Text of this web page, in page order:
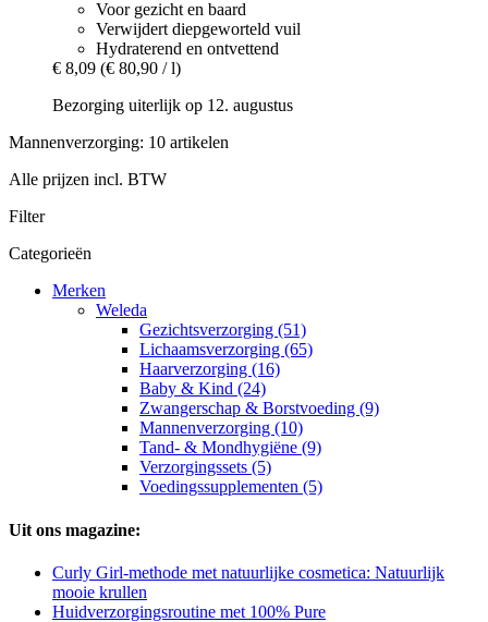
Voor gezicht en baard
Verwijdert diepgeworteld vuil
Hydraterend en ontvettend
€ 8,09 (€ 80,90 / l)
Bezorging uiterlijk op 12. augustus
Mannenverzorging: 10 artikelen
Alle prijzen incl. BTW
Filter
Categorieën
Merken
Weleda
Gezichtsverzorging (51)
Lichaamsverzorging (65)
Haarverzorging (16)
Baby & Kind (24)
Zwangerschap & Borstvoeding (9)
Mannenverzorging (10)
Tand- & Mondhygiëne (9)
Verzorgingssets (5)
Voedingssupplementen (5)
Uit ons magazine:
Curly Girl-methode met natuurlijke cosmetica: Natuurlijk
mooie krullen
Huidverzorgingsroutine met 100% Pure